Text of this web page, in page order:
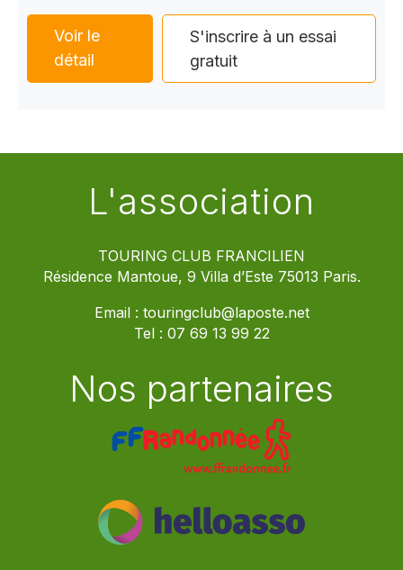
Voir le
détail
S'inscrire à un essai
gratuit
L'association
TOURING CLUB FRANCILIEN
Résidence Mantoue, 9 Villa d’Este 75013 Paris.
Email : touringclub@laposte.net
Tel : 07 69 13 99 22
Nos partenaires